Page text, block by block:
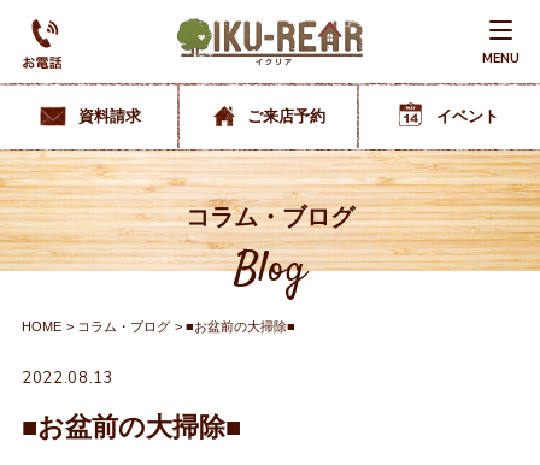
MENU
資料請求 ご来店予約 イベント
コラム・ブログ
Blog
HOME コラム・ブログ ■お盆前の大掃除■
2022.08.13
■お盆前の大掃除■